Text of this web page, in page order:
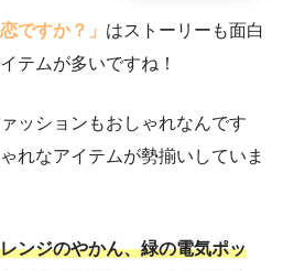
ですか？」 はストーリーも面白
テムが多いですね！
ッションもおしゃれなんです
れなアイテムが勢揃いしていま
ンジのやかん、緑の電気ポッ